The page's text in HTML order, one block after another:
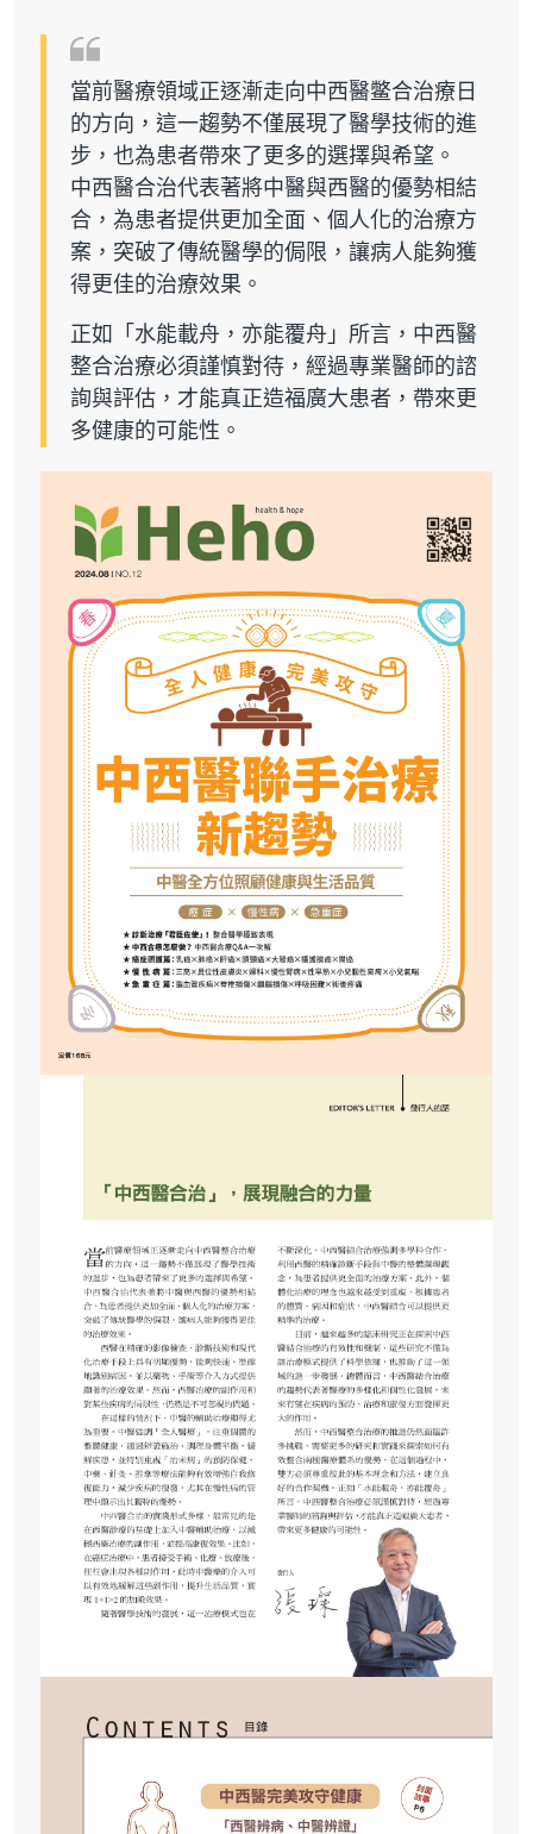
當前醫療領域正逐漸走向中西醫鳖合治療日
的方向，這一趨勢不僅展現了醫學技術的進
步，也為患者帶來了更多的選擇與希望。
中西醫合治代表著將中醫與西醫的優勢相結
合，為患者提供更加全面、個人化的治療方
案，突破了傳統醫學的侷限，讓病人能夠獲
得更佳的治療效果。
正如「水能載舟，亦能覆舟」所言，中西醫
整合治療必須謹慎對待，經過專業醫師的諮
詢與評估，才能真正造福廣大患者，帶來更
多健康的可能性。